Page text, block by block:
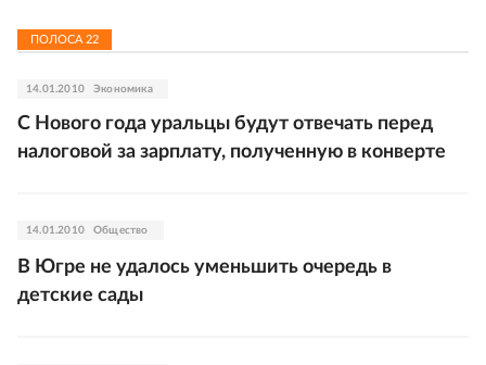
ПОЛОСА 22
14.01.2010 Экономика
С Нового года уральцы будут отвечать перед
налоговой за зарплату, полученную в конверте
14.01.2010 Общество
В Югре не удалось уменьшить очередь в
детские сады